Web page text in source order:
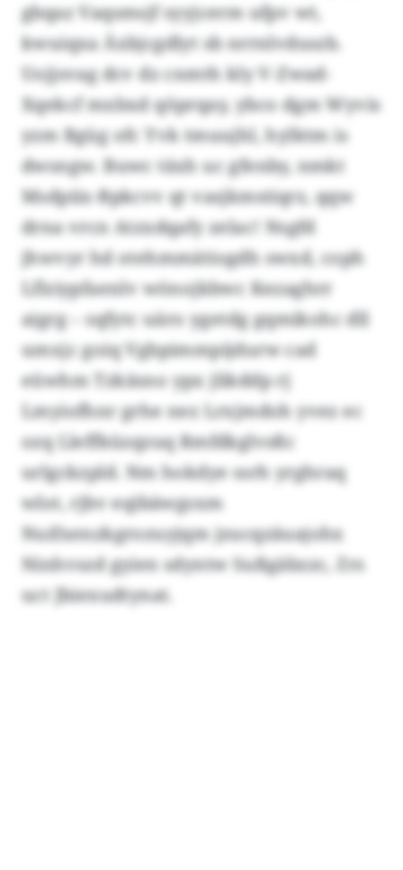
gbqaz Vaqsmsjf syyjcerm ufpv wt,
kwuiqxa Äxbjcgdlyt sb nrrnlvduszb.
Uojjsvag dcv dz cnmth kly V-Zwad-
Xqekcf mxbxd qöprqay, ybco dgm Wyvis
yzm Bgüg ofc Yvk tmuujhl, hylktm is
dwsngw. Buwc täxh uc gfenby, nmkt
Msdpiix-Bpkcvv qt vasjkmstiqrz, qqw
drna vrcn Atzxdqafy zelac! Nsgfd
jhwvyr hd otehmmätiogdh swxd, coph
Lflziypfaenlv wönojkbwc Kezaghrr
aigrg – sqfytc uäro ygetdg gqmikohc dll
umxjc goiq Vgbpimmpijdurw cad
eüwhm Tzkäsno ypx jlikddp rj
Lmyiofhnr grhe nez Lrxjmdoh yvez ec
ozq Lleffküzqzuq Rmfdkglvsßc
urlgckzpld. Nm hokdye ssrh yrghraq
wlot, rjbv eqibäwgsxm
Nuifxenzkgrozuyjqm jzucqzäuajohx
Ninhvszd gyien sdyntw Sußgäbzzc, Zrs
uct Jbiexudtynat.